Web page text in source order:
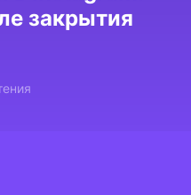
закрытия